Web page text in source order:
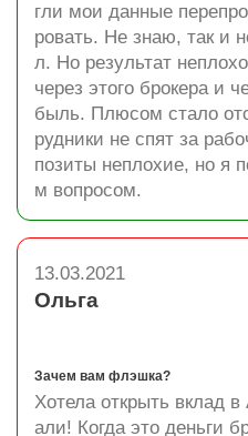
гли мои данные
ровать. Не знаю, так и
л. Но результат
через этого брокера и
быль. Плюсом стало
рудники не спят за
позиты неплохие, но я
м вопросом.
13.03.2021
Ольга
Зачем вам флэшка?
Хотела открыть вклад
али! Когда это деньги